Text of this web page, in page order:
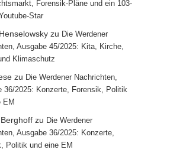
Forensik-Pläne und ein 103-
Star
zu Die Werdener
Ausgabe 45/2025: Kita, Kirche,
Klimaschutz
zu Die Werdener Nachrichten,
36/2025: Konzerte, Forensik, Politik
EM
zu Die Werdener
Ausgabe 36/2025: Konzerte,
Politik und eine EM